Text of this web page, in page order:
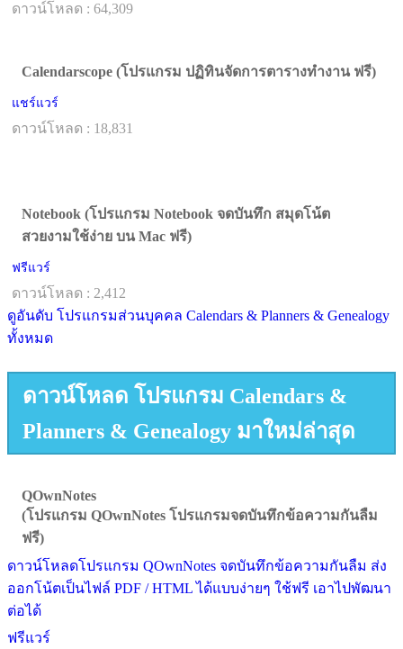
ดาวน์โหลด : 64,309
Calendarscope (โปรแกรม ปฏิทินจัดการตารางทำงาน ฟรี)
แชร์แวร์
ดาวน์โหลด : 18,831
Notebook (โปรแกรม Notebook จดบันทึก สมุดโน้ต
สวยงามใช้ง่าย บน Mac ฟรี)
ฟรีแวร์
ดาวน์โหลด : 2,412
ดูอันดับ โปรแกรมส่วนบุคคล Calendars & Planners & Genealogy
ทั้งหมด
ดาวน์โหลด โปรแกรม Calendars &
Planners & Genealogy มาใหม่ล่าสุด
QOwnNotes
(โปรแกรม QOwnNotes โปรแกรมจดบันทึกข้อความกันลืม
ฟรี)
ดาวน์โหลดโปรแกรม QOwnNotes จดบันทึกข้อความกันลืม ส่ง
ออกโน้ตเป็นไฟล์ PDF / HTML ได้แบบง่ายๆ ใช้ฟรี เอาไปพัฒนา
ต่อได้
ฟรีแวร์